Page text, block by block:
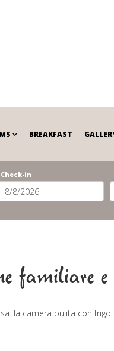
BREAKFAST
Check-in
familiare
la camera pulita con